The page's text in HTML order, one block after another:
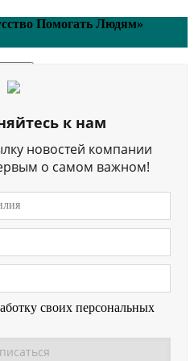
Помогать Людям»
к нам
новостей компании
о самом важном!
своих персональных
изделия